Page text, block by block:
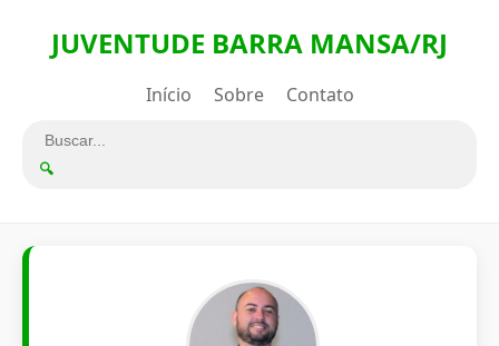
JUVENTUDE BARRA MANSA/RJ
Início Sobre Contato
🔍